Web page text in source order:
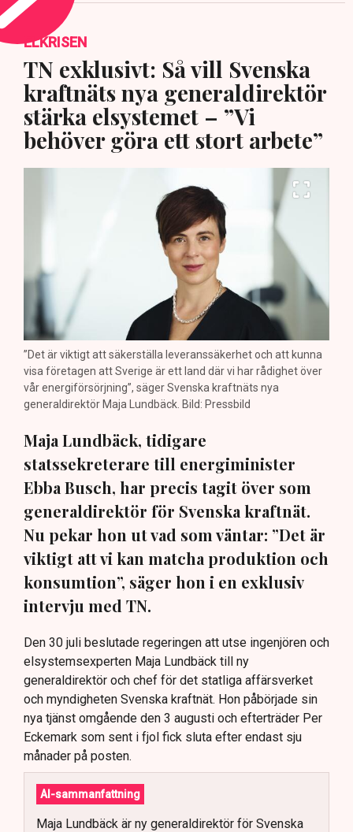
ELKRISEN
TN exklusivt: Så vill Svenska
kraftnäts nya generaldirektör
stärka elsystemet – ”Vi
behöver göra ett stort arbete”
”Det är viktigt att säkerställa leveranssäkerhet och att kunna
visa företagen att Sverige är ett land där vi har rådighet över
vår energiförsörjning”, säger Svenska kraftnäts nya
generaldirektör Maja Lundbäck. Bild: Pressbild
Maja Lundbäck, tidigare
statssekreterare till energiminister
Ebba Busch, har precis tagit över som
generaldirektör för Svenska kraftnät.
Nu pekar hon ut vad som väntar: ”Det är
viktigt att vi kan matcha produktion och
konsumtion”, säger hon i en exklusiv
intervju med TN.
Den 30 juli beslutade regeringen att utse ingenjören och
elsystemsexperten Maja Lundbäck till ny
generaldirektör och chef för det statliga affärsverket
och myndigheten Svenska kraftnät. Hon påbörjade sin
nya tjänst omgående den 3 augusti och efterträder Per
Eckemark som sent i fjol fick sluta efter endast sju
månader på posten.
AI-sammanfattning
Maja Lundbäck är ny generaldirektör för Svenska